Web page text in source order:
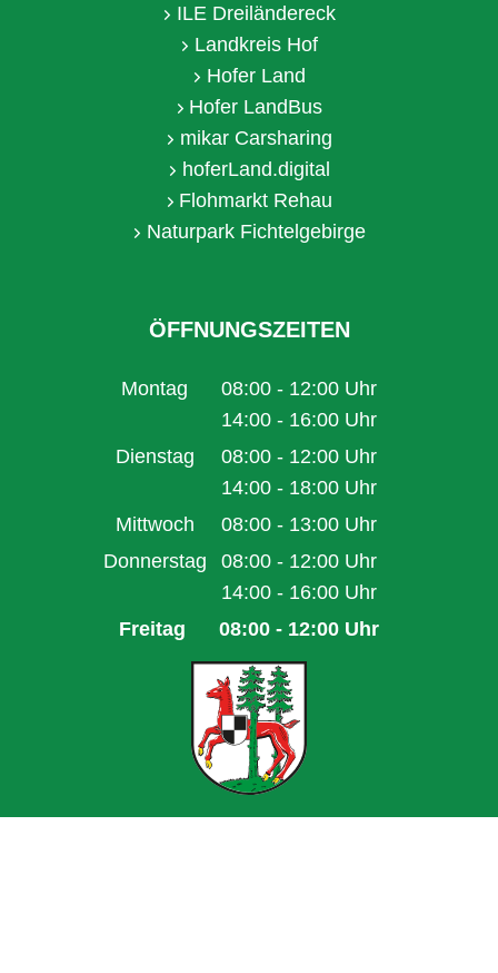
ILE Dreiländereck
Landkreis Hof
Hofer Land
Hofer LandBus
mikar Carsharing
hoferLand.digital
Flohmarkt Rehau
Naturpark Fichtelgebirge
ÖFFNUNGSZEITEN
Montag 08:00 - 12:00 Uhr
Von 08:00 bis 12:00 Uhr
14:00 - 16:00 Uhr
Von 14:00 bis 16:00 Uhr
Dienstag 08:00 - 12:00 Uhr
Von 08:00 bis 12:00 Uhr
14:00 - 18:00 Uhr
Von 14:00 bis 18:00 Uhr
Mittwoch 08:00 - 13:00 Uhr
Von 08:00 bis 13:00 Uhr
Donnerstag 08:00 - 12:00 Uhr
Von 08:00 bis 12:00 Uhr
14:00 - 16:00 Uhr
Von 14:00 bis 16:00 Uhr
Freitag 08:00 - 12:00 Uhr
Von 08:00 bis 12:00 Uhr